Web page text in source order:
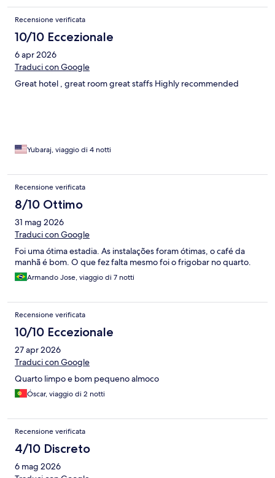
Recensione verificata
10/10 Eccezionale
6 apr 2026
Traduci con Google
Great hotel , great room great staffs Highly recommended
Yubaraj, viaggio di 4 notti
Recensione verificata
8/10 Ottimo
31 mag 2026
Traduci con Google
Foi uma ótima estadia. As instalações foram ótimas, o café da
manhã é bom. O que fez falta mesmo foi o frigobar no quarto.
Armando Jose, viaggio di 7 notti
Recensione verificata
10/10 Eccezionale
27 apr 2026
Traduci con Google
Quarto limpo e bom pequeno almoco
Óscar, viaggio di 2 notti
Recensione verificata
4/10 Discreto
6 mag 2026